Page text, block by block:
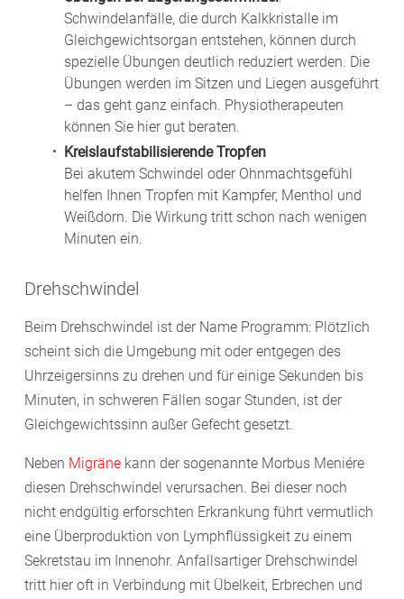
Schwindelanfälle, die durch Kalkkristalle im
Gleichgewichtsorgan entstehen, können durch
spezielle Übungen deutlich reduziert werden. Die
Übungen werden im Sitzen und Liegen ausgeführt
– das geht ganz einfach. Physiotherapeuten
können Sie hier gut beraten.
Kreislaufstabilisierende Tropfen
Bei akutem Schwindel oder Ohnmachtsgefühl
helfen Ihnen Tropfen mit Kampfer, Menthol und
Weißdorn. Die Wirkung tritt schon nach wenigen
Minuten ein.
Drehschwindel
Beim Drehschwindel ist der Name Programm: Plötzlich
scheint sich die Umgebung mit oder entgegen des
Uhrzeigersinns zu drehen und für einige Sekunden bis
Minuten, in schweren Fällen sogar Stunden, ist der
Gleichgewichtssinn außer Gefecht gesetzt.
Neben Migräne kann der sogenannte Morbus Meniére
diesen Drehschwindel verursachen. Bei dieser noch
nicht endgültig erforschten Erkrankung führt vermutlich
eine Überproduktion von Lymphflüssigkeit zu einem
Sekretstau im Innenohr. Anfallsartiger Drehschwindel
tritt hier oft in Verbindung mit Übelkeit, Erbrechen und